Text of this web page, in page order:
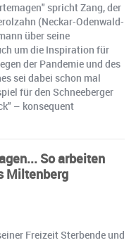
spricht Zang, der
(Neckar-Odenwald-
über seine
um die Inspiration für
der Pandemie und des
sei dabei schon mal
für den Schneeberger
– konsequent
So arbeiten
Miltenberg
Freizeit Sterbende und